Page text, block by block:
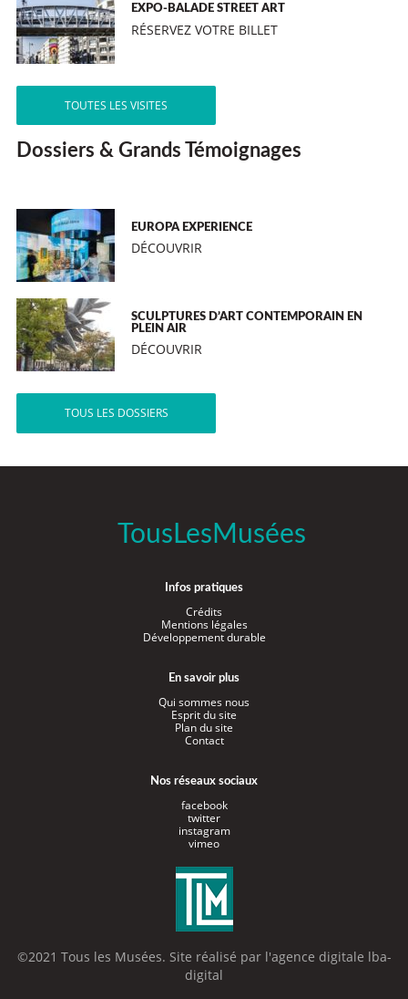
EXPO-BALADE STREET ART
RÉSERVEZ VOTRE BILLET
TOUTES LES VISITES
Dossiers & Grands Témoignages
EUROPA EXPERIENCE
DÉCOUVRIR
SCULPTURES D’ART CONTEMPORAIN EN
PLEIN AIR
DÉCOUVRIR
TOUS LES DOSSIERS
TousLesMusées
Infos pratiques
Crédits
Mentions légales
Développement durable
En savoir plus
Qui sommes nous
Esprit du site
Plan du site
Contact
Nos réseaux sociaux
facebook
twitter
instagram
vimeo
©2021 Tous les Musées. Site réalisé par l'agence digitale lba-
digital